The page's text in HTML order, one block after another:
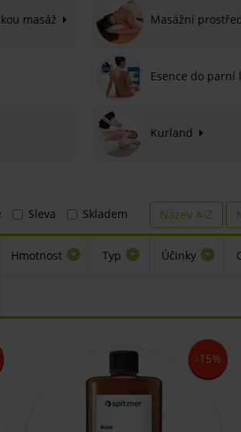
masáž Masážní
Esence do parní
Kurland
Sleva Skladem Název A-Z
Hmotnost Typ Účinky
-15%